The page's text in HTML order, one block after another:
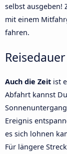
selbst ausgeben!
mit einem
fahren.
Reisedauer
Auch die Zeit ist
Abfahrt kannst
Ereignis
es sich lohnen
Für längere